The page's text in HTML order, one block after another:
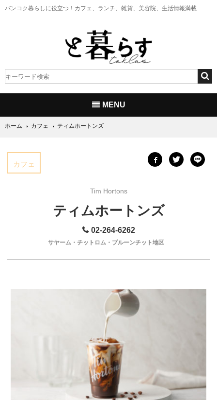
バンコク暮らしに役立つ！ カフェ、ランチ、雑貨、美容院、生活情報満載
MENU
ホーム カフェ ティムホートンズ
カフェ
Tim Hortons
ティムホートンズ
02-264-6262
サヤーム・チットロム・プルーンチット地区